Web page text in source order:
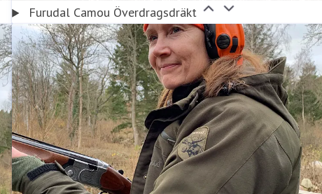
Furudal Camou Överdragsdräkt